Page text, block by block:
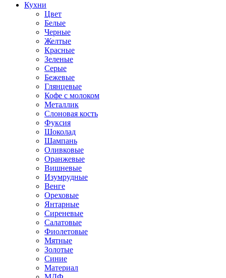
Кухни
Цвет
Белые
Черные
Желтые
Красные
Зеленые
Серые
Бежевые
Глянцевые
Кофе с молоком
Металлик
Слоновая кость
Фуксия
Шоколад
Шампань
Оливковые
Оранжевые
Вишневые
Изумрудные
Венге
Ореховые
Янтарные
Сиреневые
Салатовые
Фиолетовые
Мятные
Золотые
Синие
Материал